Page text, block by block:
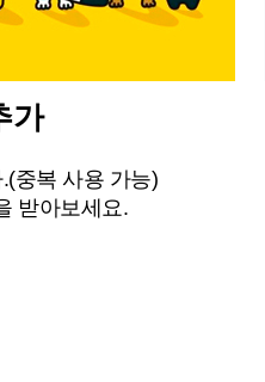
가
중복 사용 가능)
받아보세요.